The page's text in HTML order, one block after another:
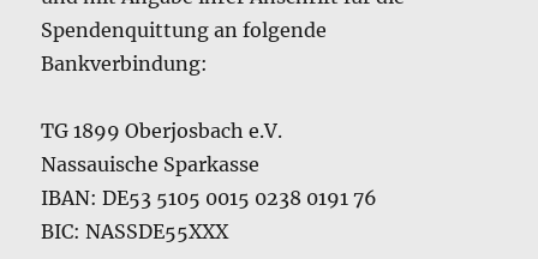
Spendenquittung an folgende
Bankverbindung:
TG 1899 Oberjosbach e.V.
Nassauische Sparkasse
IBAN: DE53 5105 0015 0238 0191 76
BIC: NASSDE55XXX